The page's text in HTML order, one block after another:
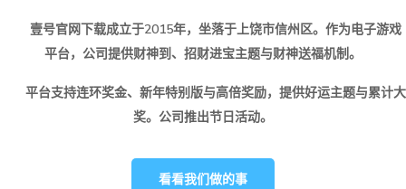
壹号官网下载成立于2015年，坐落于上饶市信州区。作为电子游戏
平台，公司提供财神到、招财进宝主题与财神送福机制。
平台支持连环奖金、新年特别版与高倍奖励，提供好运主题与累计大
奖。公司推出节日活动。
看看我们做的事